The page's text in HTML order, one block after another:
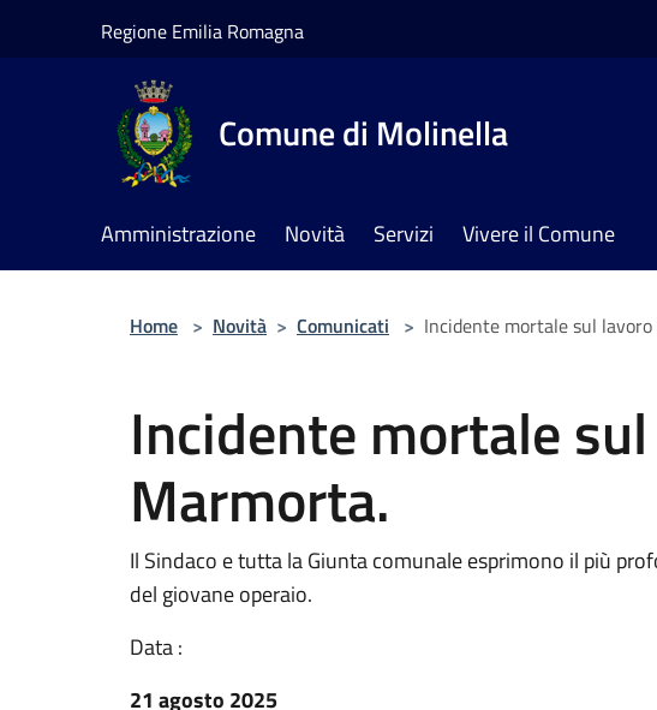
Regione Emilia Romagna
Comune di Molinella
Amministrazione Novità Servizi Vivere il Comune
Home > Novità > Comunicati > Incidente mortale sul
Incidente mortale
Marmorta.
Il Sindaco e tutta la Giunta comunale esprimono il più
del giovane operaio.
Data :
21 agosto 2025